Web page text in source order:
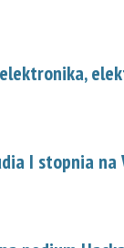
I stopnia na